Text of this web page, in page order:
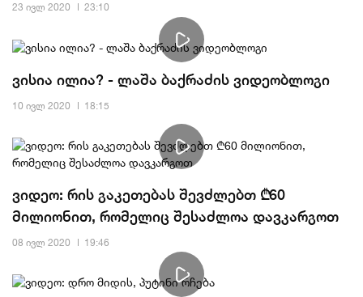
23 ივლ 2020 23:10
ვისია ილია? - ლაშა ბაქრაძის ვიდეობლოგი
10 ივლ 2020 18:15
ვიდეო: რის გაკეთებას შევძლებთ ₾60
მილიონით, რომელიც შესაძლოა დავკარგოთ
08 ივლ 2020 19:46